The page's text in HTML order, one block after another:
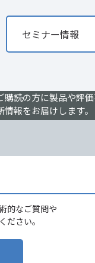
セミナー情報
読の方に製品や評価
報をお届けします。
的なご質問や
さい。